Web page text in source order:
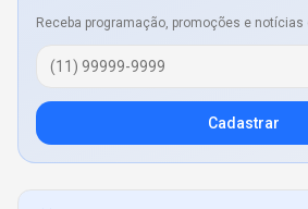
Receba programação, promoções e
Cadastrar